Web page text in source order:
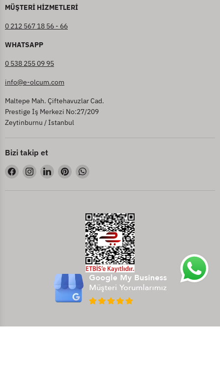
MÜŞTERİ HİZMETLERİ
0 212 567 18 56 - 66
WHATSAPP
0 538 255 09 95
info@e-olcum.com
Maltepe Mah. Çiftehavuzlar Cad.
Prestige İş Merkezi No:27/209
Zeytinburnu / İstanbul
Bizi takip et
Bizi
Facebook&#39;de
bul
Bizi
Instagram&#39;de
bul
Bizi
LinkedIn&#39;de
bul
Bizi
Pinterest&#39;de
bul
Bizi
bul